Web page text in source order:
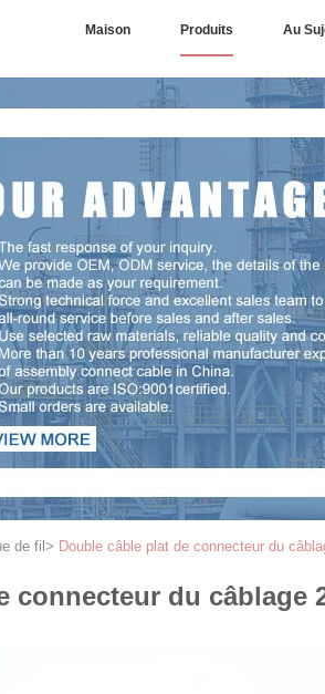
Maison Produits Au
de fil > Double câble plat de connecteur du
connecteur du câblage